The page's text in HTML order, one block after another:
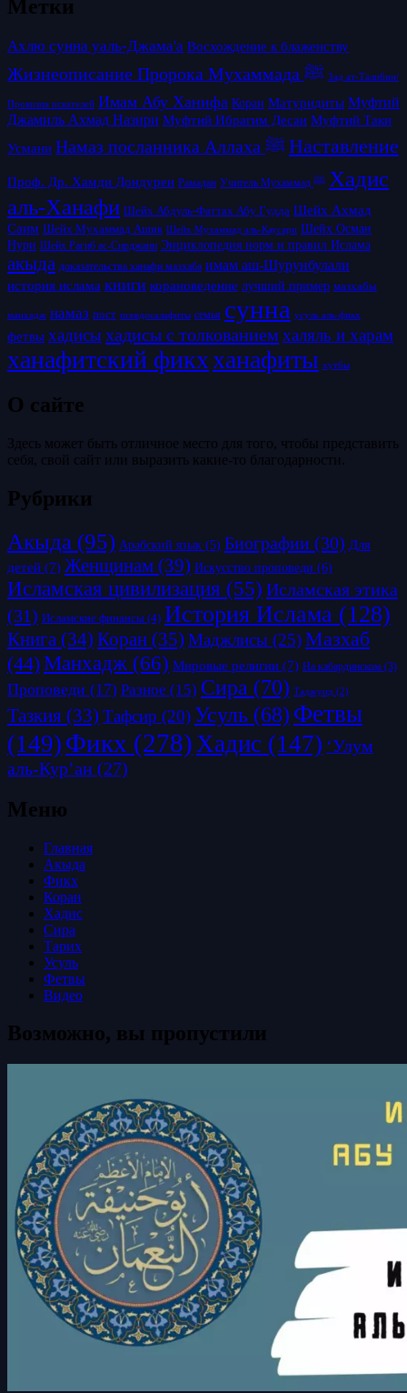
Метки
Ахлю сунна уаль-Джама'а Восхождение к блаженству
Жизнеописание Пророка Мухаммада ﷺ Зад ат-Талибин/
Провизия искателей Имам Абу Ханифа Коран Матуридиты Муфтий
Джамиль Ахмад Назири Муфтий Ибрагим Десаи Муфтий Таки
Усмани
Намаз посланника Аллаха ﷺ Наставление
Проф. Др. Хамди Дондурен Рамадан Учитель Мухаммад ﷺ Хадис
аль-Ханафи Шейх Абдуль-Фаттах Абу Гудда Шейх Ахмад
Саим Шейх Мухаммад Ашик Шейх Мухаммад аль-Каусари Шейх Осман
Нури Шейх Рагиб ас-Сирджани Энциклопедия норм и правил Ислама
акыда доказательства ханафи мазхаба имам аш-Шурунбулали
история ислама книги корановедение лучший пример мазхабы
манхадж намаз пост псевдосалафиты семья сунна усуль аль-фикх
фетвы хадисыхадисы с толкованием халяль и харам
ханафитский фикхханафиты хутбы
О сайте
Здесь может быть отличное место для того, чтобы представить
себя, свой сайт или выразить какие-то благодарности.
Рубрики
Акыда (95) Арабский язык (5) Биографии (30) Для
детей (7) Женщинам (39) Искусство проповеди (6)
Исламская цивилизация (55) Исламская этика
(31) Исламские финансы (4) История Ислама (128)
Книга (34) Коран (35) Маджлисы (25)Мазхаб
(44)Манхадж (66) Мировые религии (7) На кабардинском (3)
Проповеди (17) Разное (15) Сира (70) Таджуид (2)
Тазкия (33) Тафсир (20)Усуль (68) Фетвы
(149) Фикх (278) Хадис (147) ‘Улум
аль-Кур’ан (27)
Меню
Главная
Акыда
Фикх
Коран
Хадис
Сира
Тарих
Усуль
Фетвы
Видео
Возможно, вы пропустили